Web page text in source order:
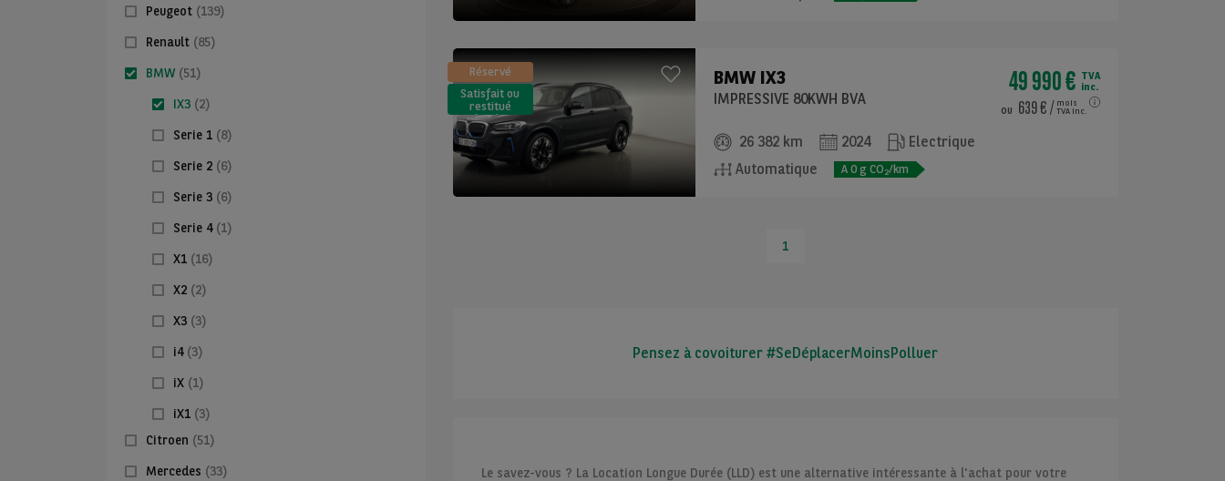
Peugeot (139)
Renault (85)
BMW (51)
IX3 (2)
Serie 1 (8)
Serie 2 (6)
Serie 3 (6)
Serie 4 (1)
X1 (16)
X2 (2)
X3 (3)
i4 (3)
iX (1)
iX1 (3)
Citroen (51)
Mercedes (33)
Réservé
Satisfait ou
restitué
(LLD)*
BMW IX3
IMPRESSIVE 80KWH BVA
26 382 km 2024
Electrique
Automatique
A 0g CO2/km
49 990 € TVA
inc.
ou 639 €/ mois
TVA inc.
1
Pensez à covoiturer #SeDéplacerMoinsPolluer
Le savez-vous ? La Location Longue Durée (LLD) est une alternative intéressante à l'achat pour votre